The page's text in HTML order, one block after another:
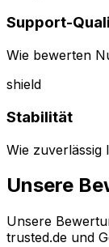
Support-
Wie bewerten
shield
Stabilität
Wie zuverlässig
Unsere
Unsere
trusted.de und